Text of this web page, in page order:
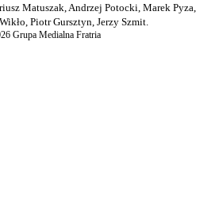
Matuszak, Andrzej Potocki, Marek Pyza,
Piotr Gursztyn, Jerzy Szmit.
Grupa Medialna Fratria